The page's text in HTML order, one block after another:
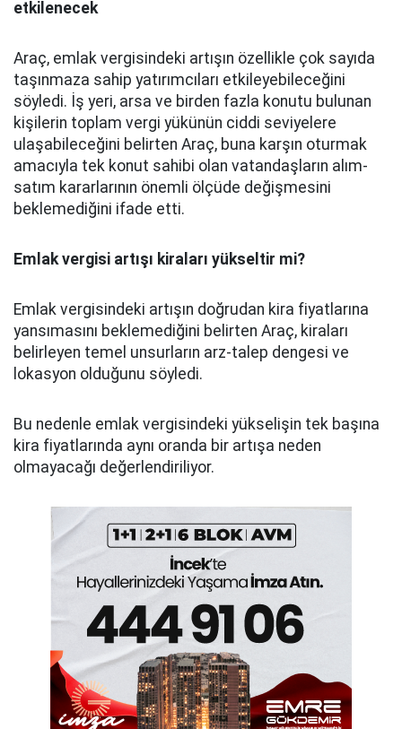
etkilenecek
Araç, emlak vergisindeki artışın özellikle çok sayıda
taşınmaza sahip yatırımcıları etkileyebileceğini
söyledi. İş yeri, arsa ve birden fazla konutu bulunan
kişilerin toplam vergi yükünün ciddi seviyelere
ulaşabileceğini belirten Araç, buna karşın oturmak
amacıyla tek konut sahibi olan vatandaşların alım-
satım kararlarının önemli ölçüde değişmesini
beklemediğini ifade etti.
Emlak vergisi artışı kiraları yükseltir mi?
Emlak vergisindeki artışın doğrudan kira fiyatlarına
yansımasını beklemediğini belirten Araç, kiraları
belirleyen temel unsurların arz-talep dengesi ve
lokasyon olduğunu söyledi.
Bu nedenle emlak vergisindeki yükselişin tek başına
kira fiyatlarında aynı oranda bir artışa neden
olmayacağı değerlendiriliyor.